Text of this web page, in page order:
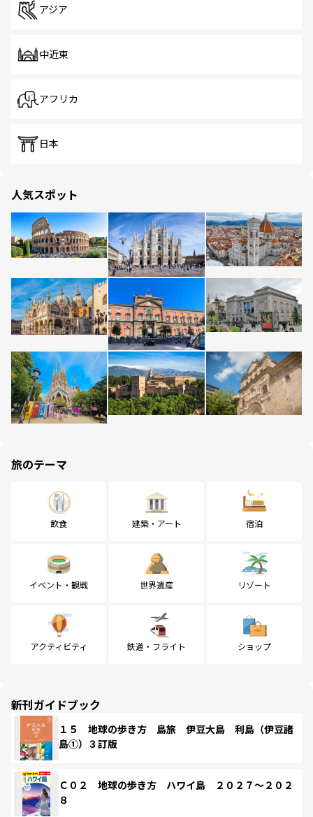
アジア
中近東
アフリカ
日本
人気スポット
旅のテーマ
飲食 建築・アート 宿泊
イベント・観戦 世界遺産 リゾート
アクティビティ 鉄道・フライト ショップ
新刊ガイドブック
１５ 地球の歩き方 島旅 伊豆大島 利島（伊豆諸
島①）３訂版
Ｃ０２ 地球の歩き方 ハワイ島 ２０２７～２０２
８